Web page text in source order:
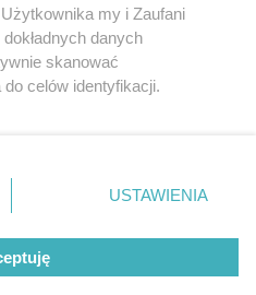
ZPR Media
my i Zaufani
danych
skanować
celów identyfikacji.
ustawień prywatności
rogu strony
nie wymagają zgody
sprzeciwić się takiemu
miały zastosowanie tylko
USTAWIENIA